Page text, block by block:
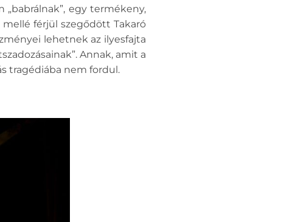
„babrálnak”, egy termékeny,
férjül szegődött Takaró
lehetnek az ilyesfajta
Annak, amit a
tragédiába nem fordul.